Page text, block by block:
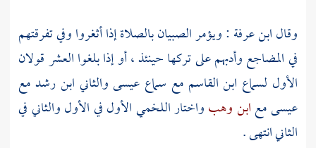
وقالابن عرفة : ويؤمر الصبيان بالصلاة إذا أثغروا وفي تفرقتهم
في المضاجع وأدبهم على تركها حينئذ ، أو إذا بلغوا العشر قولان
الأول لسماع ابن القاسممع سماع عيسىوالثاني ابن رشدمع
عيسىمعابن وهبواختاراللخميالأول في الأول والثاني في
الثاني انتهى .